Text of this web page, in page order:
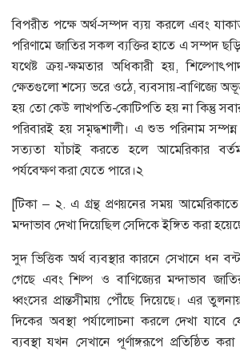
বিপরীত পক্ষে অর্থ-সম্পদ ব্যয় করলে এবং
পরিণামে জাতির সকল ব্যক্তির হাতে এ সম্পদ
যথেষ্ট ক্রয়-ক্ষমতার অধিকারী হয়,
ক্ষেতগুলো শস্যে ভরে ওঠে, ব্যবসায়-বাণিজ্যে
হয় তো কেউ লাখপতি-কোটিপতি হয় না কিন্তু
পরিবারই হয় সমৃদ্ধশালী। এ শুভ পরিনাম সম্পন্ন
সত্যতা যাঁচাই করতে হলে আমেরিকার
পর্যবেক্ষণ করা যেতে পারে।২
[টিকা – ২. এ গ্রন্থ প্রণয়নের সময়
মন্দাভাব দেখা দিয়েছিল সেদিকে ইঙ্গিত করা
সুদ ভিত্তিক অর্থ ব্যবস্থার কারনে সেখানে ধন
গেছে এবং শিল্প ও বাণিজ্যের মন্দাভাব
ধ্বংসের প্রান্তসীমায় পৌঁছে দিয়েছে। এর
দিকের অবস্থা পর্যালোচনা করলে দেখা যাবে
ব্যবস্থা যখন সেখানে পূর্ণাঙ্গরূপে প্রতিষ্ঠিত